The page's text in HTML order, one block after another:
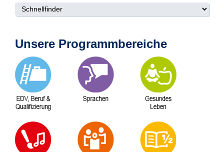
Unsere Programmbereiche